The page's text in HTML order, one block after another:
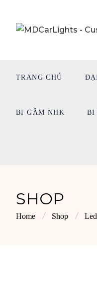
TRANG CHỦ
BI GẦM NHK BI
SHOP
Home Shop